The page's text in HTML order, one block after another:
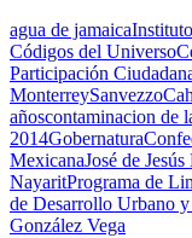
agua de jamaica
Códigos del Universo
Participación
MonterreySanvezzo
añoscontaminacion de
2014Gobernatura
MexicanaJosé de
NayaritPrograma de
de Desarrollo Urbano
González Vega